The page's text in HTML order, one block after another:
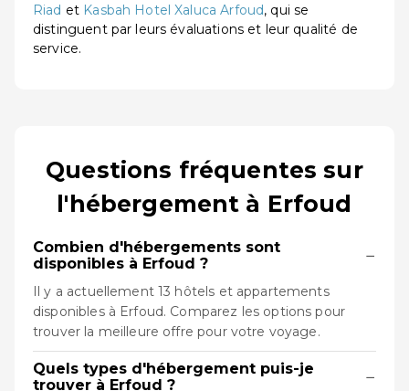
Riad et Kasbah Hotel Xaluca Arfoud, qui se
distinguent par leurs évaluations et leur qualité de
service.
Questions fréquentes sur
l'hébergement à Erfoud
Combien d'hébergements sont
disponibles à Erfoud ?
−
Il y a actuellement 13 hôtels et appartements
disponibles à Erfoud. Comparez les options pour
trouver la meilleure offre pour votre voyage.
Quels types d'hébergement puis-je
trouver à Erfoud ?
−